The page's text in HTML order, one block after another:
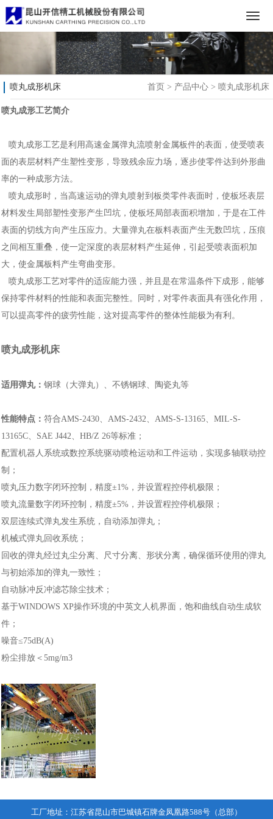
喷丸成形机床 首页 > 产品中心 > 喷丸成形机床
喷丸成形工艺简介
喷丸成形工艺是利用高速金属弹丸流喷射金属板件的表面，使受喷表
面的表层材料产生塑性变形，导致残余应力场，逐步使零件达到外形曲
率的一种成形方法。
喷丸成形时，当高速运动的弹丸喷射到板类零件表面时，使板坯表层
材料发生局部塑性变形产生凹坑，使板坯局部表面积增加，于是在工件
表面的切线方向产生压应力。大量弹丸在板料表面产生无数凹坑，压痕
之间相互重叠，使一定深度的表层材料产生延伸，引起受喷表面积加
大，使金属板料产生弯曲变形。
喷丸成形工艺对零件的适应能力强，并且是在常温条件下成形，能够
保持零件材料的性能和表面完整性。同时，对零件表面具有强化作用，
可以提高零件的疲劳性能，这对提高零件的整体性能极为有利。
喷丸成形机床
适用弹丸： 钢球（大弹丸）、不锈钢球、陶瓷丸等
性能特点： 符合AMS-2430、AMS-2432、AMS-S-13165、MIL-S-
13165C、SAE J442、HB/Z 26等标准；
配置机器人系统或数控系统驱动喷枪运动和工件运动，实现多轴联动控
制；
喷丸压力数字闭环控制，精度±1%，并设置程控停机极限；
喷丸流量数字闭环控制，精度±5%，并设置程控停机极限；
双层连续式弹丸发生系统，自动添加弹丸；
机械式弹丸回收系统；
回收的弹丸经过丸尘分离、尺寸分离、形状分离，确保循环使用的弹丸
与初始添加的弹丸一致性；
自动脉冲反冲滤芯除尘技术；
基于WINDOWS XP操作环境的中英文人机界面，饱和曲线自动生成软
件；
噪音≤75dB(A)
粉尘排放＜5mg/m3
工厂地址：江苏省昆山市巴城镇石牌金凤凰路588号（总部）